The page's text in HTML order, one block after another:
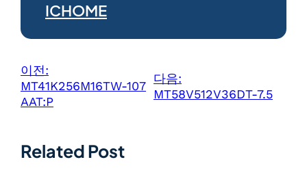
ICHOME
이전:
MT41K256M16TW-107
AAT:P
다음:
MT58V512V36DT-7.5
Related Post